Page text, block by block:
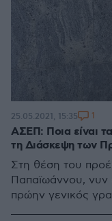
ΑΣΕΠ: Ποια είναι
τη Διάσκεψη των
Στη θέση του
Παπαϊωάννου, νυν
πρώην γενικός
25.05.2021, 15:35 1